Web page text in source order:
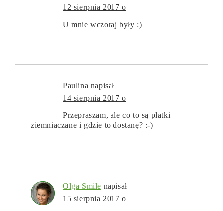
12 sierpnia 2017 o
U mnie wczoraj były :)
Paulina napisał
14 sierpnia 2017 o
Przepraszam, ale co to są płatki
ziemniaczane i gdzie to dostanę? :-)
Olga Smile napisał
15 sierpnia 2017 o